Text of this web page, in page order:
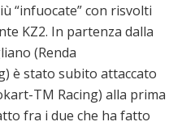
“infuocate” con risvolti
KZ2. In partenza dalla
(Renda
è stato subito attaccato
TM Racing) alla prima
fra i due che ha fatto